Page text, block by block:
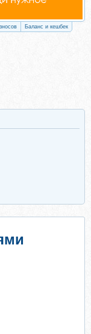
Баланс и кешбек